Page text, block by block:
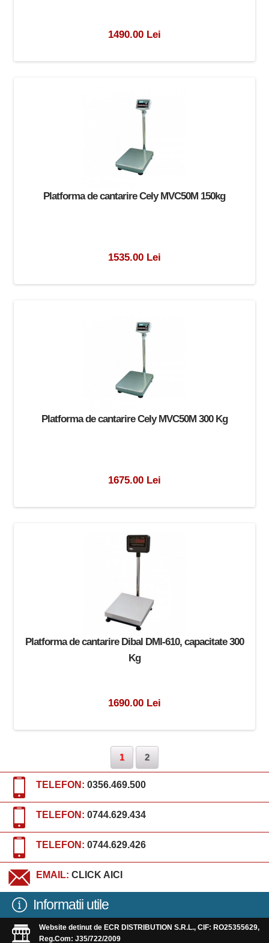
1490.00 Lei
Platforma de cantarire Cely MVC50M 150kg
1535.00 Lei
Platforma de cantarire Cely MVC50M 300 Kg
1675.00 Lei
Platforma de cantarire Dibal DMI-610, capacitate 300
Kg
1690.00 Lei
1 2
TELEFON: 0356.469.500
TELEFON: 0744.629.434
TELEFON: 0744.629.426
EMAIL: CLICK AICI
Informatii utile
Website detinut de ECR DISTRIBUTION S.R.L., CIF: RO25355629,
Reg.Com: J35/722/2009